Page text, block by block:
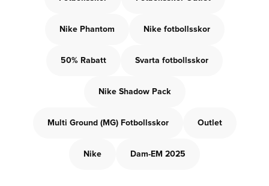
Nike Phantom Nike fotbollsskor
50% Rabatt Svarta fotbollsskor
Nike Shadow Pack
Multi Ground (MG) Fotbollsskor Outlet
Nike Dam-EM 2025